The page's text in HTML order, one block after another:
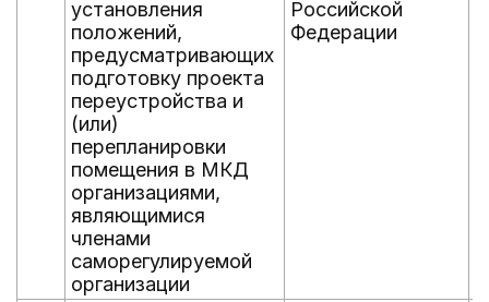
установления
положений,
предусматривающих
подготовку проекта
переустройства и
(или)
перепланировки
помещения в МКД
организациями,
являющимися
членами
саморегулируемой
организации
Российской
Федерации